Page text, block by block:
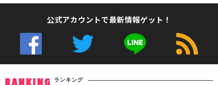
公式アカウントで最新情報ゲット！
RANKING ランキング